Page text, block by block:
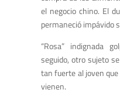
el negocio chino. El
permaneció impávido
“Rosa” indignada
seguido, otro sujeto
tan fuerte al joven
vienen.